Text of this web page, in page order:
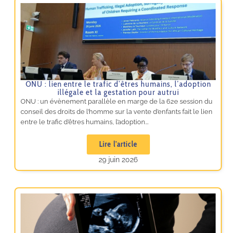
ONU : lien entre le trafic d’êtres humains, l’adoption
illégale et la gestation pour autrui
ONU : un évènement parallèle en marge de la 62e session du
conseil des droits de l’homme sur la vente d’enfants fait le lien
entre le trafic d’êtres humains, l’adoption...
Lire l'article
29 juin 2026